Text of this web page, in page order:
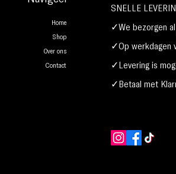
Home
Shop
Over ons
Contact
SNELLE
✓We bezorgen
✓Op werkdagen
✓Levering is
✓Betaal met